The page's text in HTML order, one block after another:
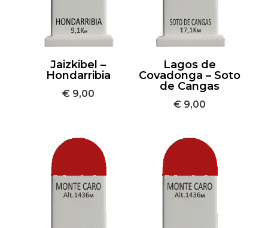
Jaizkibel –
Hondarribia
€ 9,00
Lagos de
Covadonga – Soto
de Cangas
€ 9,00